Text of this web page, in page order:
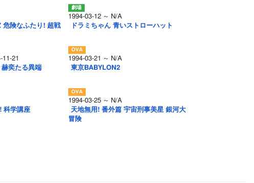
危険なふたり! 超戦
1994-03-12 ～ N/A
ドラミちゃん 青いストローハット
11-21
奕たる異端
1994-03-21 ～ N/A
東京BABYLON2
科学講座
1994-03-25 ～ N/A
天地無用! 番外篇 宇宙刑事美星 銀河大
冒険